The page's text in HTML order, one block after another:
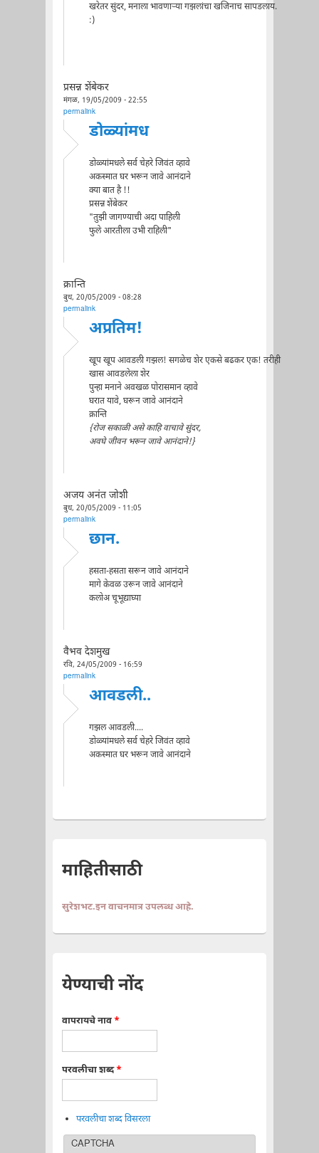
खरेतर सुंदर, मनाला भावणार्‍या गझलांचा खजिनाच सापडलाय.
:)
प्रसन्न शेंबेकर
मंगळ, 19/05/2009 - 22:55
permalink
डोळ्यांमध
डोळ्यांमधले सर्व चेहरे जिवंत व्हावे
अकस्मात घर भरून जावे आनंदाने
क्या बात है !!
प्रसन्न शेंबेकर
"तुझी जागण्याची अदा पाहिली
फुले आरतीला उभी राहिली"
क्रान्ति
बुध, 20/05/2009 - 08:28
permalink
अप्रतिम!
खूप खूप आवडली गझल! सगळेच शेर एकसे बढकर एक! तरीही
खास आवडलेला शेर
पुन्हा मनाने अवखळ पोरासमान व्हावे
घरात यावे, घरून जावे आनंदाने
क्रान्ति
{रोज सकाळी असे काहि वाचावे सुंदर,
अवघे जीवन भरून जावे आनंदाने!}
अजय अनंत जोशी
बुध, 20/05/2009 - 11:05
permalink
छान.
हसता-हसता सरून जावे आनंदाने
मागे केवळ उरून जावे आनंदाने
कलोअ चूभूद्याघ्या
वैभव देशमुख
रवि, 24/05/2009 - 16:59
permalink
आवडली..
गझल आवडली....
डोळ्यांमधले सर्व चेहरे जिवंत व्हावे
अकस्मात घर भरून जावे आनंदाने
माहितीसाठी
सुरेशभट.इन वाचनमात्र उपलब्ध आहे.
येण्याची नोंद
वापरायचे नाव *
परवलीचा शब्द*
परवलीचा शब्द विसरला
CAPTCHA